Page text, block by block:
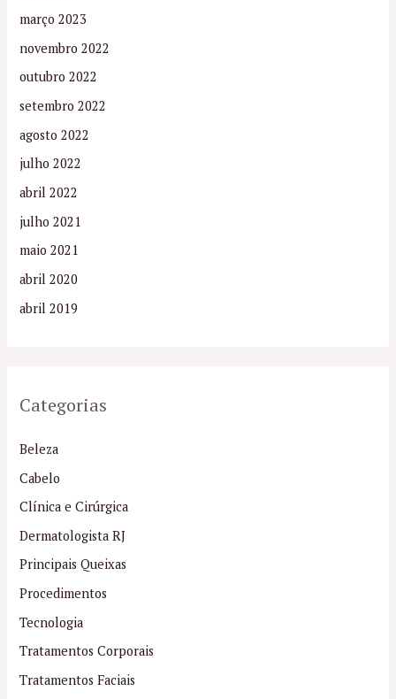
março 2023
novembro 2022
outubro 2022
setembro 2022
agosto 2022
julho 2022
abril 2022
julho 2021
maio 2021
abril 2020
abril 2019
Categorias
Beleza
Cabelo
Clínica e Cirúrgica
Dermatologista RJ
Principais Queixas
Procedimentos
Tecnologia
Tratamentos Corporais
Tratamentos Faciais